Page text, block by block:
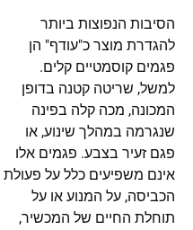
הסיבות הנפוצות ביותר
להגדרת מוצר כ"עודף" הן
פגמים קוסמטיים קלים.
למשל, שריטה קטנה בדופן
המכונה, מכה קלה בפינה
שנגרמה במהלך שינוע, או
פגם זעיר בצבע. פגמים אלו
אינם משפיעים כלל על פעולת
הכביסה, על המנוע או על
תוחלת החיים של המכשיר,